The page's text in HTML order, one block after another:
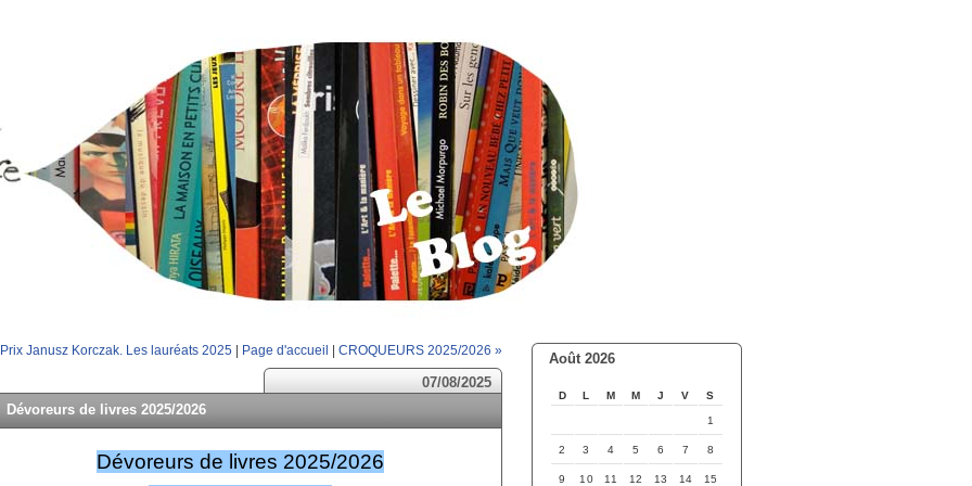
Août 2026
D L M M J V S
1
2 3 4 5 6 7 8
9 10 11 12 13 14 15
Janusz Korczak. Les lauréats 2025 | Page d'accueil | CROQUEURS 2025/2026 »
07/08/2025
Dévoreurs de livres 2025/2026
Dévoreurs de livres 2025/2026